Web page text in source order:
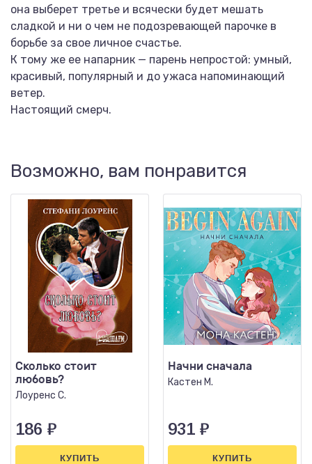
она выберет третье и всячески будет мешать
сладкой и ни о чем не подозревающей парочке в
борьбе за свое личное счастье.
К тому же ее напарник — парень непростой: умный,
красивый, популярный и до ужаса напоминающий
ветер.
Настоящий смерч.
Возможно, вам понравится
Сколько стоит
любовь?
Лоуренс С.
186 ₽
КУПИТЬ
Начни сначала
Кастен М.
931 ₽
КУПИТЬ